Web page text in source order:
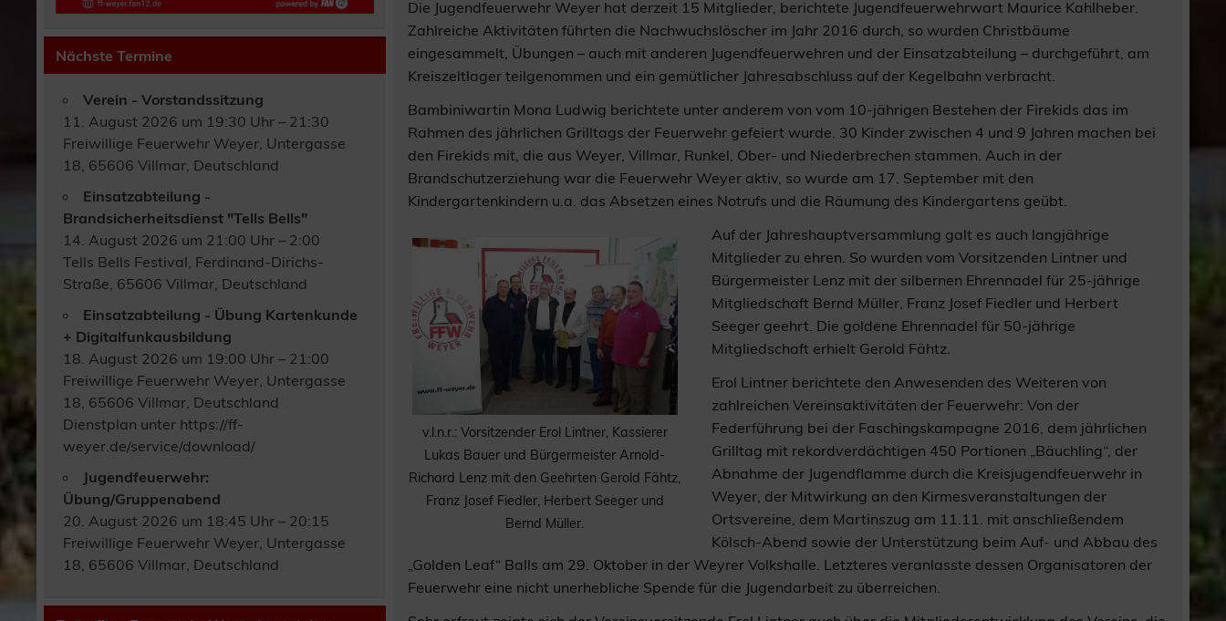
Die Jugendfeuerwehr Weyer hat derzeit 15 Mitglieder, berichtete Jugendfeuerwehrwart Maurice Kahlheber.
Zahlreiche Aktivitäten führten die Nachwuchslöscher im Jahr 2016 durch, so wurden Christbäume
eingesammelt, Übungen – auch mit anderen Jugendfeuerwehren und der Einsatzabteilung – durchgeführt, am
Kreiszeltlager teilgenommen und ein gemütlicher Jahresabschluss auf der Kegelbahn verbracht.
Bambiniwartin Mona Ludwig berichtete unter anderem von vom 10-jährigen Bestehen der Firekids das im
Rahmen des jährlichen Grilltags der Feuerwehr gefeiert wurde. 30 Kinder zwischen 4 und 9 Jahren machen bei
den Firekids mit, die aus Weyer, Villmar, Runkel, Ober- und Niederbrechen stammen. Auch in der
Brandschutzerziehung war die Feuerwehr Weyer aktiv, so wurde am 17. September mit den
Kindergartenkindern u.a. das Absetzen eines Notrufs und die Räumung des Kindergartens geübt.
v.l.n.r.: Vorsitzender Erol Lintner, Kassierer
Lukas Bauer und Bürgermeister Arnold-
Richard Lenz mit den Geehrten Gerold Fähtz,
Franz Josef Fiedler, Herbert Seeger und
Bernd Müller.
Auf der Jahreshauptversammlung galt es auch langjährige
Mitglieder zu ehren. So wurden vom Vorsitzenden Lintner und
Bürgermeister Lenz mit der silbernen Ehrennadel für 25-jährige
Mitgliedschaft Bernd Müller, Franz Josef Fiedler und Herbert
Seeger geehrt. Die goldene Ehrennadel für 50-jährige
Mitgliedschaft erhielt Gerold Fähtz.
Erol Lintner berichtete den Anwesenden des Weiteren von
zahlreichen Vereinsaktivitäten der Feuerwehr: Von der
Federführung bei der Faschingskampagne 2016, dem jährlichen
Grilltag mit rekordverdächtigen 450 Portionen „Bäuchling“, der
Abnahme der Jugendflamme durch die Kreisjugendfeuerwehr in
Weyer, der Mitwirkung an den Kirmesveranstaltungen der
Ortsvereine, dem Martinszug am 11.11. mit anschließendem
Kölsch-Abend sowie der Unterstützung beim Auf- und Abbau des
„Golden Leaf“ Balls am 29. Oktober in der Weyrer Volkshalle. Letzteres veranlasste dessen Organisatoren der
Feuerwehr eine nicht unerhebliche Spende für die Jugendarbeit zu überreichen.
Nächste Termine
Verein - Vorstandssitzung
11. August 2026 um 19:30 Uhr – 21:30
Freiwillige Feuerwehr Weyer, Untergasse
18, 65606 Villmar, Deutschland
Einsatzabteilung -
Brandsicherheitsdienst "Tells Bells"
14. August 2026 um 21:00 Uhr – 2:00
Tells Bells Festival, Ferdinand-Dirichs-
Straße, 65606 Villmar, Deutschland
Einsatzabteilung - Übung Kartenkunde
+ Digitalfunkausbildung
18. August 2026 um 19:00 Uhr – 21:00
Freiwillige Feuerwehr Weyer, Untergasse
18, 65606 Villmar, Deutschland
Dienstplan unter https://ff-
weyer.de/service/download/
Jugendfeuerwehr:
Übung/Gruppenabend
20. August 2026 um 18:45 Uhr – 20:15
Freiwillige Feuerwehr Weyer, Untergasse
18, 65606 Villmar, Deutschland